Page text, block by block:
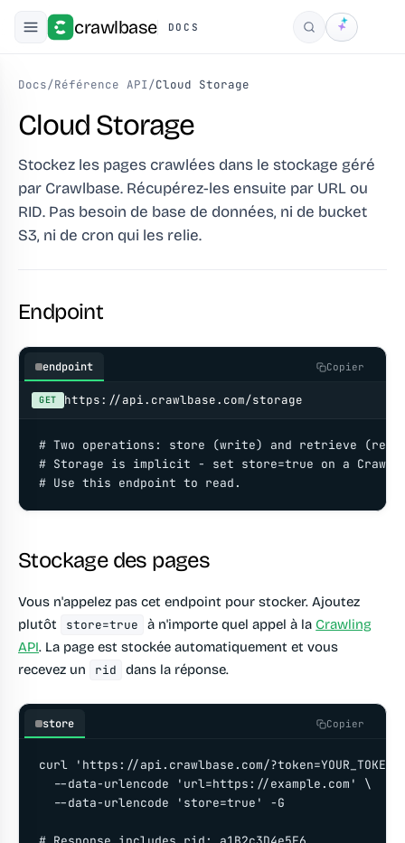
crawlbase DOCS Rechercher
Docs/Référence API/Cloud Storage
Cloud Storage
Stockez les pages crawlées dans le stockage géré
par Crawlbase. Récupérez-les ensuite par URL ou
RID. Pas besoin de base de données, ni de bucket
S3, ni de cron qui les relie.
Endpoint
endpoint Copier
GET https://api.crawlbase.com/storage
# Two operations: store (write) and retrieve
# Storage is implicit - set store=true on a
# Use this endpoint to read.
Stockage des pages
Vous n'appelez pas cet endpoint pour stocker. Ajoutez
plutôt
store=true à n'importe quel appel à la Crawling
API. La page est stockée automatiquement et vous
recevez un
rid dans la réponse.
store Copier
curl 'https://api.crawlbase.com/
  --data-urlencode 'url=https://example.com' \
  --data-urlencode 'store=true' -G